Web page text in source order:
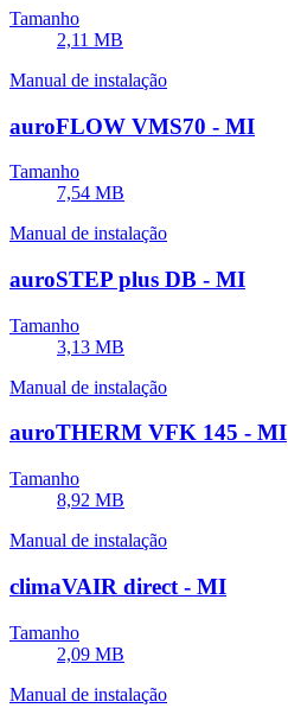
Tamanho
2,11 MB
Manual de instalação
auroFLOW VMS70 - MI
Tamanho
7,54 MB
Manual de instalação
auroSTEP plus DB - MI
Tamanho
3,13 MB
Manual de instalação
auroTHERM VFK 145 - MI
Tamanho
8,92 MB
Manual de instalação
climaVAIR direct - MI
Tamanho
2,09 MB
Manual de instalação